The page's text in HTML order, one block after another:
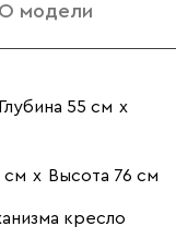
Молочный
О модели
Глубина 55 см х
см х Высота 76 см
кресло